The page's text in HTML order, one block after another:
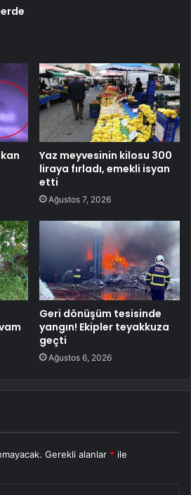
Yaz meyvesinin kilosu 300
liraya fırladı, emekli isyan
etti
Ağustos 7, 2026
Geri dönüşüm tesisinde
yangın! Ekipler teyakkuza
geçti
Ağustos 6, 2026
Gerekli alanlar * ile